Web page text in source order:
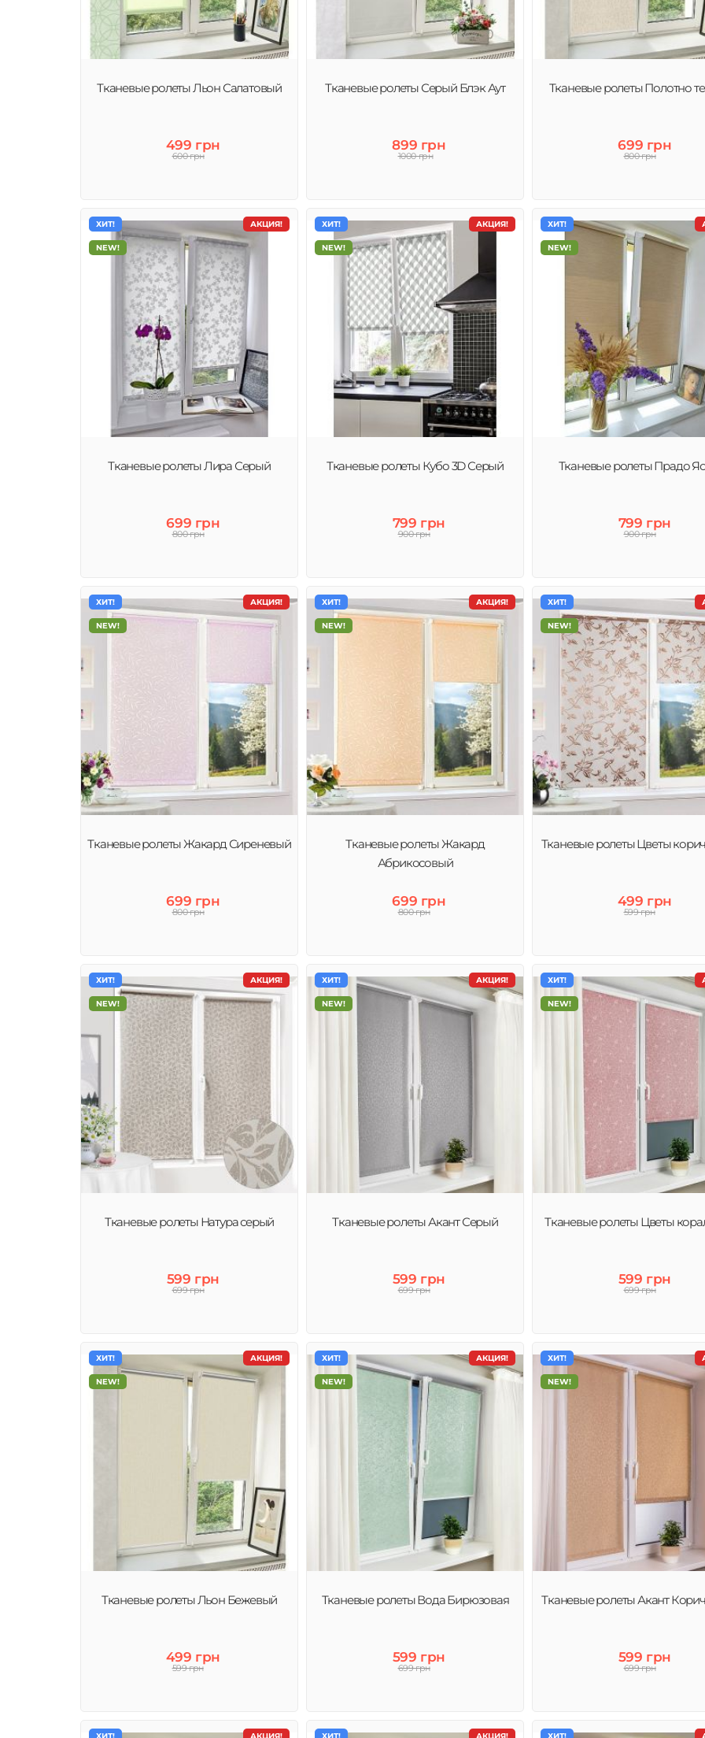
Тканевые ролеты Льон Салатовый
499 грн
600 грн
Тканевые ролеты Серый Блэк Аут
899 грн
1000 грн
Тканевые ролеты Полотно
699 грн
800 грн
АКЦИЯ!
ХИТ!
NEW!
Тканевые ролеты Лира Серый
699 грн
800 грн
АКЦИЯ!
ХИТ!
NEW!
Тканевые ролеты Кубо 3D Серый
799 грн
900 грн
ХИТ!
NEW!
Тканевые ролеты Прадо
799 грн
900 грн
АКЦИЯ!
ХИТ!
NEW!
Тканевые ролеты Жакард Сиреневый
699 грн
800 грн
АКЦИЯ!
ХИТ!
NEW!
Тканевые ролеты Жакард
Абрикосовый
699 грн
800 грн
ХИТ!
NEW!
Тканевые ролеты Цветы
499 грн
599 грн
АКЦИЯ!
ХИТ!
NEW!
Тканевые ролеты Натура серый
599 грн
699 грн
АКЦИЯ!
ХИТ!
NEW!
Тканевые ролеты Акант Серый
599 грн
699 грн
ХИТ!
NEW!
Тканевые ролеты Цветы
599 грн
699 грн
АКЦИЯ!
ХИТ!
NEW!
Тканевые ролеты Льон Бежевый
499 грн
599 грн
АКЦИЯ!
ХИТ!
NEW!
Тканевые ролеты Вода Бирюзовая
599 грн
699 грн
ХИТ!
NEW!
Тканевые ролеты Акант
599 грн
699 грн